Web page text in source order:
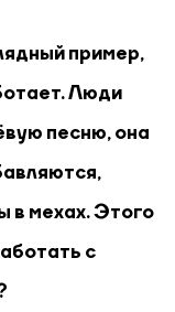
пример,
Люди
песню, она
в мехах. Этого
с